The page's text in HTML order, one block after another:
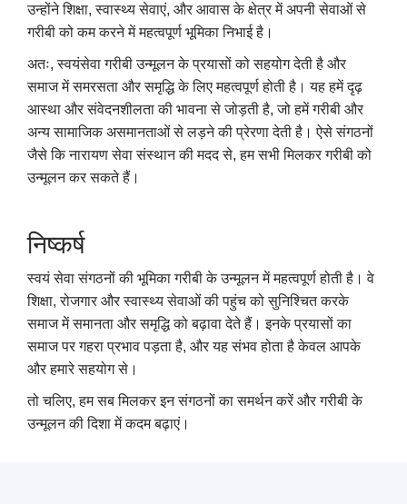
उन्होंने शिक्षा, स्वास्थ्य सेवाएं, और आवास के क्षेत्र में अपनी सेवाओं से
गरीबी को कम करने में महत्वपूर्ण भूमिका निभाई है।
अतः, स्वयंसेवा गरीबी उन्मूलन के प्रयासों को सहयोग देती है और
समाज में समरसता और समृद्धि के लिए महत्वपूर्ण होती है। यह हमें दृढ़
आस्था और संवेदनशीलता की भावना से जोड़ती है, जो हमें गरीबी और
अन्य सामाजिक असमानताओं से लड़ने की प्रेरणा देती है। ऐसे संगठनों
जैसे कि नारायण सेवा संस्थान की मदद से, हम सभी मिलकर गरीबी को
उन्मूलन कर सकते हैं।
निष्कर्ष
स्वयं सेवा संगठनों की भूमिका गरीबी के उन्मूलन में महत्वपूर्ण होती है। वे
शिक्षा, रोजगार और स्वास्थ्य सेवाओं की पहुंच को सुनिश्चित करके
समाज में समानता और समृद्धि को बढ़ावा देते हैं। इनके प्रयासों का
समाज पर गहरा प्रभाव पड़ता है, और यह संभव होता है केवल आपके
और हमारे सहयोग से।
तो चलिए, हम सब मिलकर इन संगठनों का समर्थन करें और गरीबी के
उन्मूलन की दिशा में कदम बढ़ाएं।